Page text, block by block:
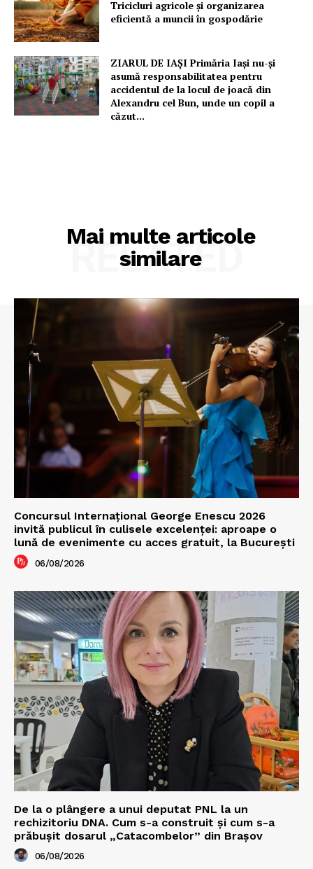
Tricicluri agricole și organizarea
eficientă a muncii în gospodărie
ZIARUL DE IAȘI Primăria Iași nu-și
asumă responsabilitatea pentru
accidentul de la locul de joacă din
Alexandru cel Bun, unde un copil a
căzut...
Mai multe articole
similare
RELATED
Concursul Internațional George Enescu 2026
invită publicul în culisele excelenței: aproape o
lună de evenimente cu acces gratuit, la București
06/08/2026
De la o plângere a unui deputat PNL la un
rechizitoriu DNA. Cum s-a construit și cum s-a
prăbușit dosarul „Catacombelor” din Brașov
06/08/2026